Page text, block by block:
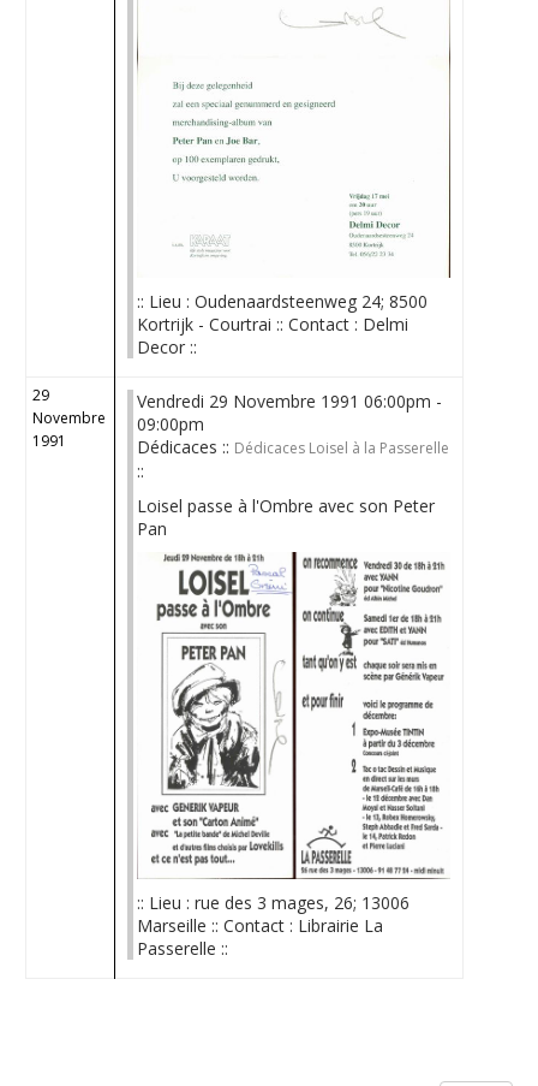
:: Lieu : Oudenaardsteenweg 24; 8500
Kortrijk - Courtrai :: Contact : Delmi
Decor ::
29
Novembre
1991
Vendredi 29 Novembre 1991 06:00pm -
09:00pm
Dédicaces :: Dédicaces Loisel à la Passerelle
::
Loisel passe à l'Ombre avec son Peter
Pan
:: Lieu : rue des 3 mages, 26; 13006
Marseille :: Contact : Librairie La
Passerelle ::